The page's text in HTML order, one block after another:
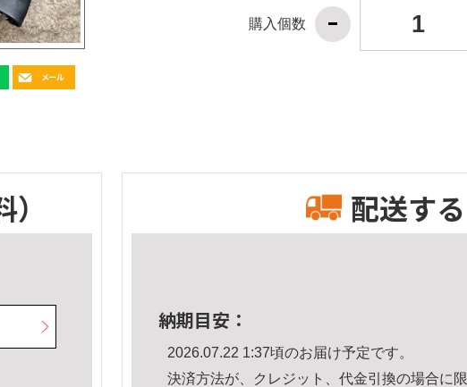
購入個数
配送する
納期目安：
2026.07.22 1:37頃のお届け予定です。
決済方法が、クレジット、代金引換の場合に